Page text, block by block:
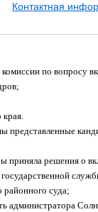
Контактная
по вопросу
края.
представленные
приняла решения о
суда;